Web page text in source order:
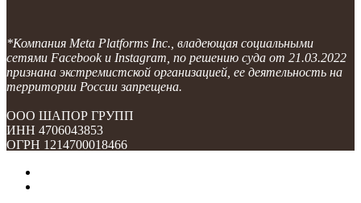
*Компания Meta Platforms Inc., владеющая социальными
сетями Facebook и Instagram, по решению суда от 21.03.2022
признана экстремистской организацией, ее деятельность на
территории России запрещена.
ООО ШАПОР ГРУПП
ИНН 4706043853
ОГРН 1214700018466